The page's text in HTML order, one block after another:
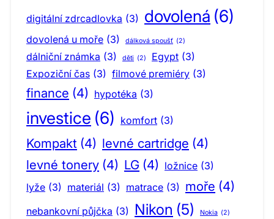
digitální zdrcadlovka (3) dovolená (6)
dovolená u moře (3) dálková spoušť (2)
dálniční známka (3) děti (2) Egypt (3)
Expoziční čas (3) filmové premiéry (3)
finance (4) hypotéka (3)
investice (6) komfort (3)
Kompakt (4) levné cartridge (4)
levné tonery (4) LG (4) ložnice (3)
lyže (3) materiál (3) matrace (3) moře (4)
nebankovní půjčka (3) Nikon (5) Nokia (2)